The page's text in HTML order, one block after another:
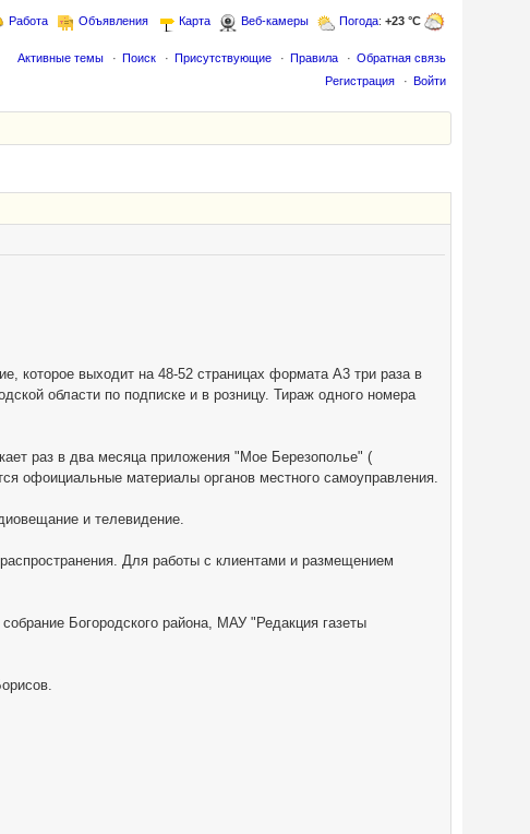
Работа Объявления Карта Веб-камеры Погода: +23 °C
Активные темы Поиск Присутствующие Правила
Обратная связь
Регистрация
Войти
которое выходит на 48-52 страницах формата А3 три раза в
области по подписке и в розницу. Тираж одного номера
раз в два месяца приложения "Мое Березополье" (
офоициальные материалы органов местного самоуправления.
и телевидение.
Для работы с клиентами и размещением
Богородского района, МАУ "Редакция газеты